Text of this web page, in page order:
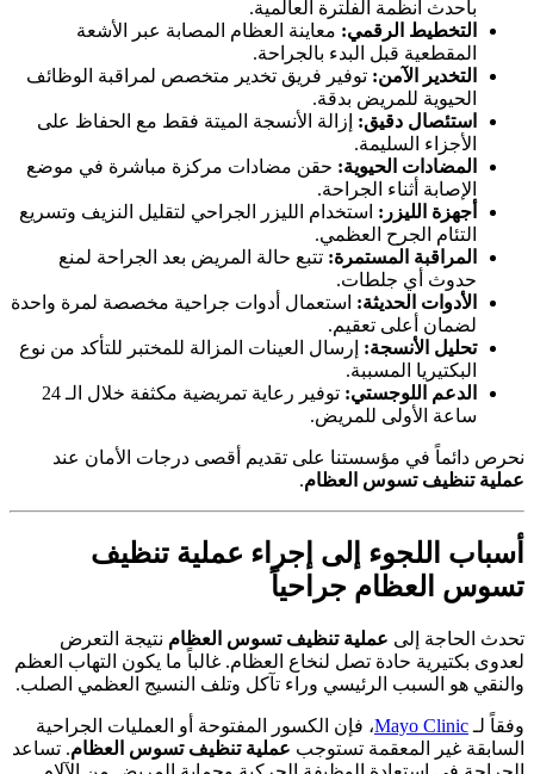
بأحدث أنظمة الفلترة العالمية.
التخطيط الرقمي: معاينة العظام المصابة عبر الأشعة
المقطعية قبل البدء بالجراحة.
التخدير الآمن: توفير فريق تخدير متخصص لمراقبة الوظائف
الحيوية للمريض بدقة.
استئصال دقيق: إزالة الأنسجة الميتة فقط مع الحفاظ على
الأجزاء السليمة.
المضادات الحيوية: حقن مضادات مركزة مباشرة في موضع
الإصابة أثناء الجراحة.
أجهزة الليزر: استخدام الليزر الجراحي لتقليل النزيف وتسريع
التئام الجرح العظمي.
المراقبة المستمرة: تتبع حالة المريض بعد الجراحة لمنع
حدوث أي جلطات.
الأدوات الحديثة: استعمال أدوات جراحية مخصصة لمرة واحدة
لضمان أعلى تعقيم.
تحليل الأنسجة: إرسال العينات المزالة للمختبر للتأكد من نوع
البكتيريا المسببة.
الدعم اللوجستي:
توفير رعاية تمريضية مكثفة خلال الـ 24
ساعة الأولى للمريض.
نحرص دائماً في مؤسستنا على تقديم أقصى درجات الأمان عند
عملية تنظيف تسوس العظام.
أسباب اللجوء إلى إجراء عملية تنظيف
تسوس العظام جراحياً
تحدث الحاجة إلى عملية تنظيف تسوس العظام نتيجة التعرض
لعدوى بكتيرية حادة تصل لنخاع العظام. غالباً ما يكون التهاب العظم
والنقي هو السبب الرئيسي وراء تآكل وتلف النسيج العظمي الصلب.
وفقاً لـ Mayo Clinic، فإن الكسور المفتوحة أو العمليات الجراحية
السابقة غير المعقمة تستوجب عملية تنظيف تسوس العظام. تساعد